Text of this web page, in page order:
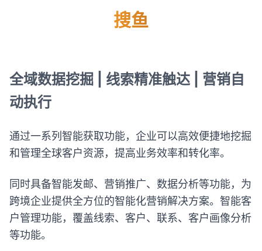
搜鱼
全域数据挖掘 | 线索精准触达 | 营销自
动执行
通过一系列智能获取功能，企业可以高效便捷地挖掘
和管理全球客户资源，提高业务效率和转化率。
同时具备智能发邮、营销推广、数据分析等功能，为
跨境企业提供全方位的智能化营销解决方案。智能客
户管理功能，覆盖线索、客户、联系、客户画像分析
等功能。